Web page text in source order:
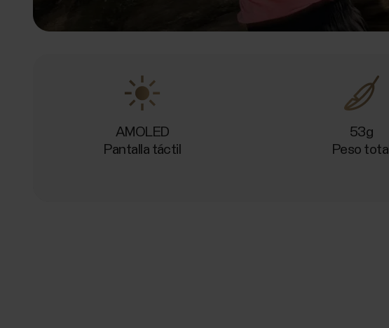
AMOLED
Pantalla táctil
53g
Peso total